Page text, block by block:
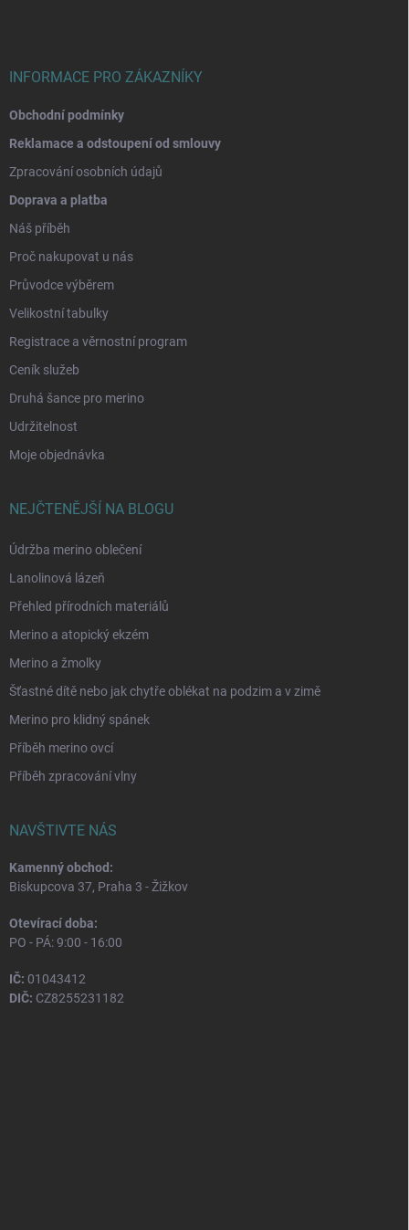
INFORMACE PRO ZÁKAZNÍKY
Obchodní podmínky
Reklamace a odstoupení od smlouvy
Zpracování osobních údajů
Doprava a platba
Náš příběh
Proč nakupovat u nás
Průvodce výběrem
Velikostní tabulky
Registrace a věrnostní program
Ceník služeb
Druhá šance pro merino
Udržitelnost
Moje objednávka
NEJČTENĚJŠÍ NA BLOGU
Údržba merino oblečení
Lanolinová lázeň
Přehled přírodních materiálů
Merino a atopický ekzém
Merino a žmolky
Šťastné dítě nebo jak chytře oblékat na podzim a v zimě
Merino pro klidný spánek
Příběh merino ovcí
Příběh zpracování vlny
NAVŠTIVTE NÁS
Kamenný obchod:
Biskupcova 37, Praha 3 - Žižkov
Otevírací doba:
PO - PÁ: 9:00 - 16:00
IČ: 01043412
DIČ: CZ8255231182